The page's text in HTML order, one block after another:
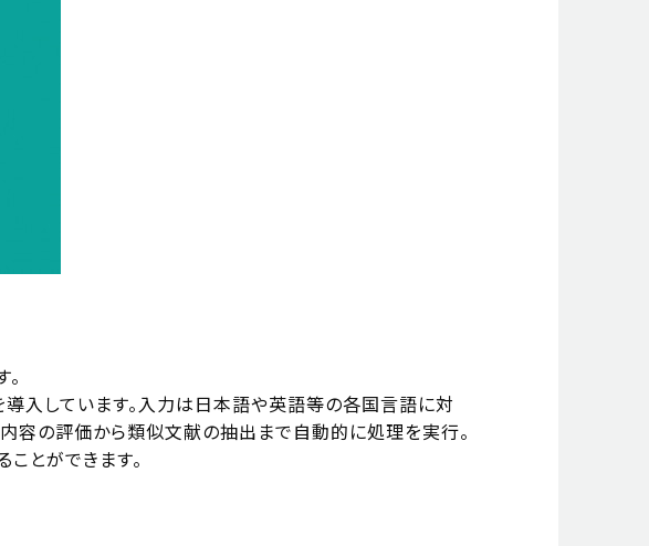
入しています。入力は日本語や英語等の各国言語に対
容の評価から類似文献の抽出まで自動的に処理を実行。
とができます。